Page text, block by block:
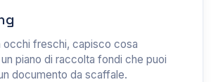
occhi freschi, capisco cosa
piano di raccolta fondi che puoi
documento da scaffale.